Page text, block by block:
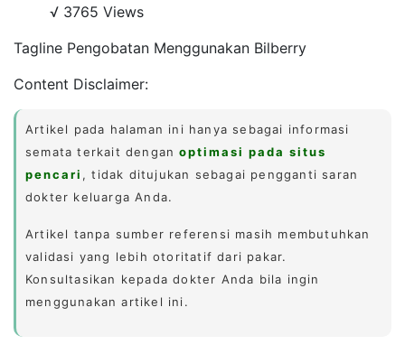
√ 3765 Views
Tagline Pengobatan Menggunakan Bilberry
Content Disclaimer:
Artikel pada halaman ini hanya sebagai informasi
semata terkait denganoptimasi pada situs
pencari , tidak ditujukan sebagai pengganti saran
dokter keluarga Anda.
Artikel tanpa sumber referensi masih membutuhkan
validasi yang lebih otoritatif dari pakar.
Konsultasikan kepada dokter Anda bila ingin
menggunakan artikel ini.